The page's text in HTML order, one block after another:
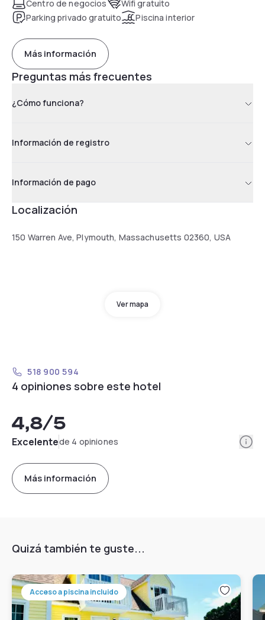
Centro de negocios
Wifi gratuito
Parking privado gratuito
Piscina interior
Más información
Preguntas más frecuentes
¿Cómo funciona?
Información de registro
Información de pago
Localización
150 Warren Ave, Plymouth, Massachusetts 02360, USA
Ver mapa
518 900 594
4 opiniones sobre este hotel
4,8/5
Excelentede 4 opiniones
Más información
Quizá también te guste...
Acceso a piscina incluido